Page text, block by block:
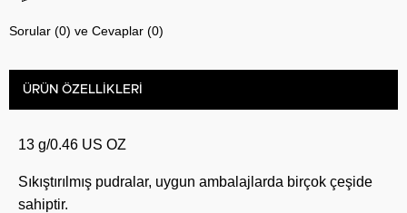
Sorular (0) ve Cevaplar (0)
ÜRÜN ÖZELLIKLERI
13 g/0.46 US OZ
Sıkıştırılmış pudralar, uygun ambalajlarda birçok çeşide
sahiptir.